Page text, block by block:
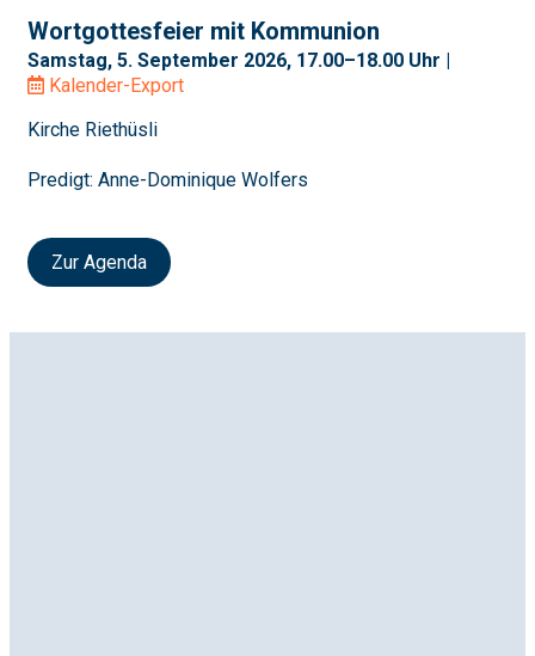
Wortgottesfeier mit Kommunion
Samstag, 5. September 2026, 17.00–18.00 Uhr |
Kalender-Export
Kirche Riethüsli
Predigt: Anne-Dominique Wolfers
Zur Agenda